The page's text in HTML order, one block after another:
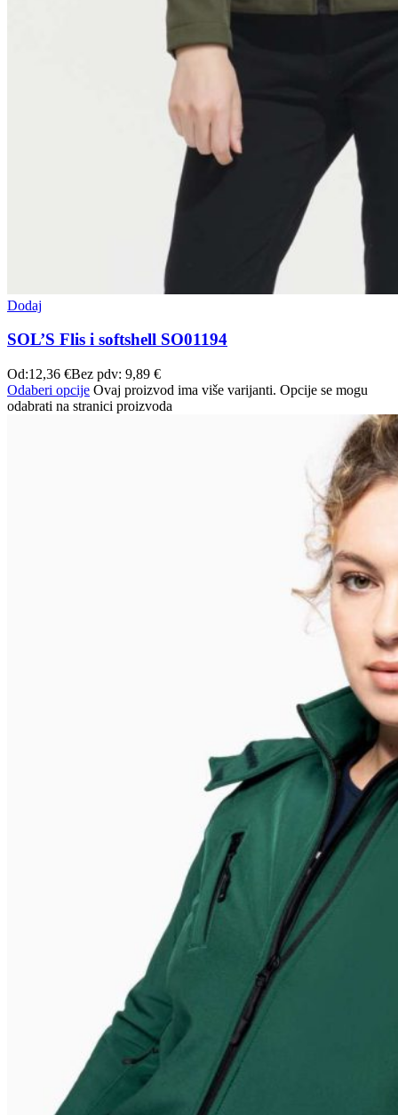
Dodaj
SOL’S Flis i softshell SO01194
Od:12,36 €Bez pdv: 9,89 €
Odaberi opcije Ovaj proizvod ima više varijanti. Opcije se mogu
odabrati na stranici proizvoda